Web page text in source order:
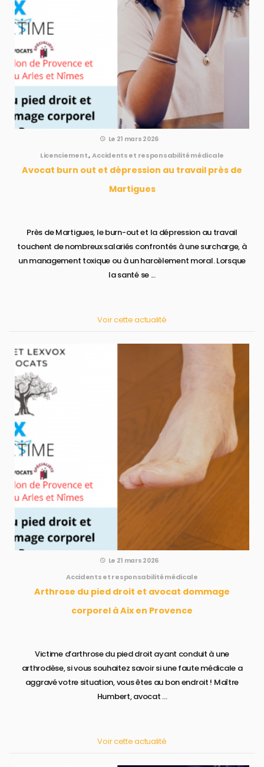
Le 21 mars 2026
Licenciement,Accidents et responsabilité médicale
Avocat burn out et dépression au travail près de
Martigues
Près de Martigues, le burn-out et la dépression au travail
touchent de nombreux salariés confrontés à une surcharge, à
un management toxique ou à un harcèlement moral. Lorsque
la santé se ...
Voir cette actualité
Le 21 mars 2026
Accidents et responsabilité médicale
Arthrose du pied droit et avocat dommage
corporel à Aix en Provence
Victime d’arthrose du pied droit ayant conduit à une
arthrodèse, si vous souhaitez savoir si une faute médicale a
aggravé votre situation, vous êtes au bon endroit ! Maître
Humbert, avocat ...
Voir cette actualité